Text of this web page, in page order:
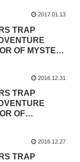
2017.01.13
TRAP
OF MYSTERY
2016.12.31
TRAP
OF
2016.12.27
TRAP